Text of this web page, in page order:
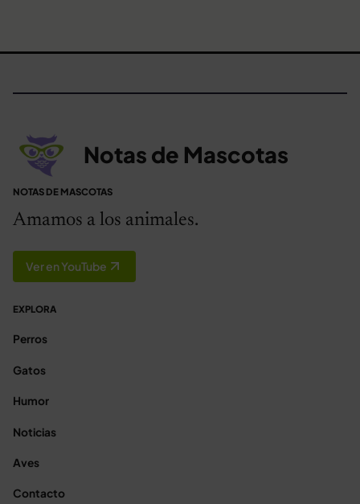
Notas de Mascotas
NOTAS DE MASCOTAS
Amamos a los animales.
Ver en YouTube
EXPLORA
Perros
Gatos
Humor
Noticias
Aves
Contacto